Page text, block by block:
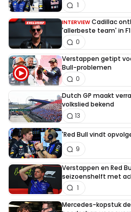
1
INTERVIEW Cadillac
'allerbeste team' in
0
Verstappen getipt
Bull-problemen
0
Dutch GP maakt
volkslied bekend
13
'Red Bull vindt
9
Verstappen en Red
seizoenshelft met
1
Mercedes-kopstuk